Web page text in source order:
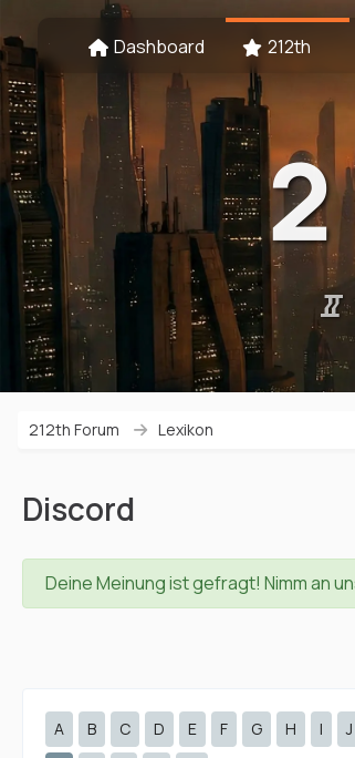
Dashboard 212th
212th Forum Lexikon
Discord
Deine Meinung ist gefragt! Nimm an
A B C D E F G H I J